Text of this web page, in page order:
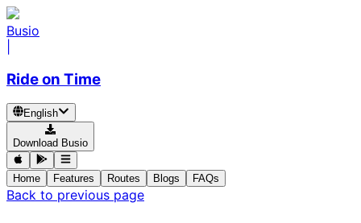
Busio
Ride on Time
English
Download Busio
Home Features Routes Blogs FAQs
Back to previous page